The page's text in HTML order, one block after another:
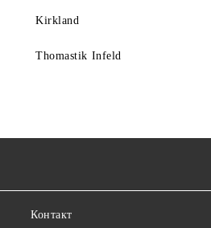
Kirkland
Thomastik Infeld
Контакт